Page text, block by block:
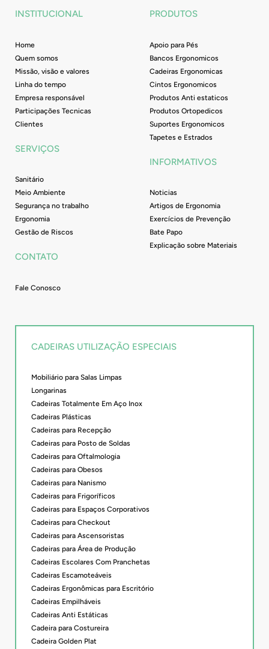
e
i
n
INSTITUCIONAL
Home
Quem somos
Missão, visão e valores
Linha do tempo
Empresa responsável
Participações Tecnicas
Clientes
SERVIÇOS
Sanitário
Meio Ambiente
Segurança no trabalho
Ergonomia
Gestão de Riscos
CONTATO
Fale Conosco
PRODUTOS
Apoio para Pés
Bancos Ergonomicos
Cadeiras Ergonomicas
Cintos Ergonomicos
Produtos Anti estaticos
Produtos Ortopedicos
Suportes Ergonomicos
Tapetes e Estrados
INFORMATIVOS
Noticias
Artigos de Ergonomia
Exercícios de Prevenção
Bate Papo
Explicação sobre Materiais
CADEIRAS UTILIZAÇÃO ESPECIAIS
Mobiliário para Salas Limpas
Longarinas
Cadeiras Totalmente Em Aço Inox
Cadeiras Plásticas
Cadeiras para Recepção
Cadeiras para Posto de Soldas
Cadeiras para Oftalmologia
Cadeiras para Obesos
Cadeiras para Nanismo
Cadeiras para Frigoríficos
Cadeiras para Espaços Corporativos
Cadeiras para Checkout
Cadeiras para Ascensoristas
Cadeiras para Área de Produção
Cadeiras Escolares Com Pranchetas
Cadeiras Escamoteáveis
Cadeiras Ergonômicas para Escritório
Cadeiras Empilháveis
Cadeiras Anti Estáticas
Cadeira para Costureira
Cadeira Golden Plat